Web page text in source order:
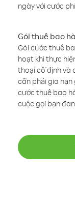
ngày với cước
Gói thuê bao
Gói cước thuê
hoạt khi thực
thoại cố định và
cần phải gia
cước thuê bao
cuộc gọi bạn